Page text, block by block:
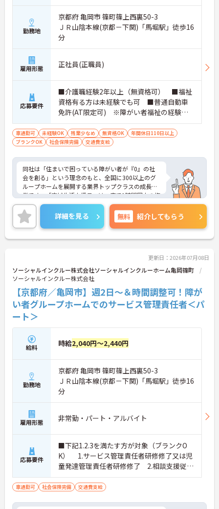
勤務地
京都府 亀岡市 篠町篠上西裏50-3
ＪＲ山陰本線(京都－下関)「馬堀駅」徒歩16
分
雇用形態 正社員(正職員)
応募要件
■介護職経験2年以上（無資格可） ■福祉
資格有る方は未経験でも可 ■普通自動車
免許(AT限定可) ※障がい者福祉の経験は
不問です。※実務経験2年以上の方、障がい
者福祉に関する経験をお持ちの方大歓迎
車通勤可 未経験OK 残業少なめ 無資格OK
年間休日110日以上
ブランクOK
社会保険完備 交通費支給
同社は「住まいで困っている障がい者が『0』の社
会を創る」という理念のもと、全国に300以上のグ
ループホームを展開する業界トップクラスの成長企
業です。「広域生活支援員」は、車で1時間圏内の複
数施設を横断的に担当し、現場支援とパートスタッ
フのサポートを行うハイクラスなポジションです。
最新設備とバリアフリーが完備され、スタッフの身
体的負担が少なく、広域手当5万円が付与されるこ
とで高い給与水準を実現しています。年間休日114
効率化など、ワークライフバランスを保ちながら定
年70歳まで長期的に活躍できる制度が盤石に整って
います。複数施設を経験することで培われるマネジ
メント視点は、将来的なエリアマネージャーへのキ
ャリアアップにも直結しており、最新の環境で専門
性を発揮したいプロフェッショナルの方にお勧めで
す。
★おすすめPOINT★
・広域支援員として複数のホームを巡るため、各ホ
ームのパートスタッフの教育やサポートにも携わる
営や人材育成の視点を養うことで、将来のエリアマ
ネージャー候補としてのステップアップに直結しま
す。
・定年70歳、再雇用75歳までという業界屈指の制度
なく長期的なキャリアを築いていただけます。
・全施設がバリアフリー設計かつ最新設備を備えて
おり、清潔感にあふれた美しい環境です。ハード面
に加え、ソフト面でも「献立の事前決定・レシピ完
備」により現場の負担が大幅に軽減されています。
ご利用者様の安全性はもちろん、働くスタッフにと
っても身体的負担が少なく、高いモチベーションを
保って業務に集中できます。
詳細を見る 無料 紹介してもらう
更新日：2026年07月08日
ソーシャルインクルー株式会社ソーシャルインクルーホーム亀岡篠町
ソーシャルインクルー株式会社
【京都府／亀岡市】週2日～＆時間調整可！障が
い者グループホームでのサービス管理責任者＜パ
ート＞
給料 時給2,040円～2,440円
勤務地
京都府 亀岡市 篠町篠上西裏50-3
ＪＲ山陰本線(京都－下関)「馬堀駅」徒歩16
分
雇用形態 非常勤・パート・アルバイト
応募要件
■下記1.2.3を満たす方が対象（ブランクO
K） 1.サービス管理責任者研修修了又は児
童発達管理責任者研修修了 2.相談支援従事
者初任者研修修了又は相談支援従事者実務
者研修修了 3.普通自動車運転免許(AT限定
車通勤可 社会保険完備 交通費支給